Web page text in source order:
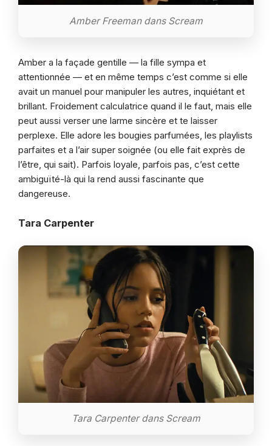
Amber Freeman dans Scream
Amber a la façade gentille — la fille sympa et
attentionnée — et en même temps c’est comme si elle
avait un manuel pour manipuler les autres, inquiétant et
brillant. Froidement calculatrice quand il le faut, mais elle
peut aussi verser une larme sincère et te laisser
perplexe. Elle adore les bougies parfumées, les playlists
parfaites et a l’air super soignée (ou elle fait exprès de
l’être, qui sait). Parfois loyale, parfois pas, c’est cette
ambiguïté-là qui la rend aussi fascinante que
dangereuse.
Tara Carpenter
Tara Carpenter dans Scream